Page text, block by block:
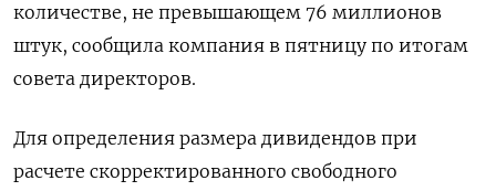
количестве, не превышающем 76 миллионов
штук, сообщила компания в пятницу по итогам
совета директоров.
Для определения размера дивидендов при
расчете скорректированного свободного